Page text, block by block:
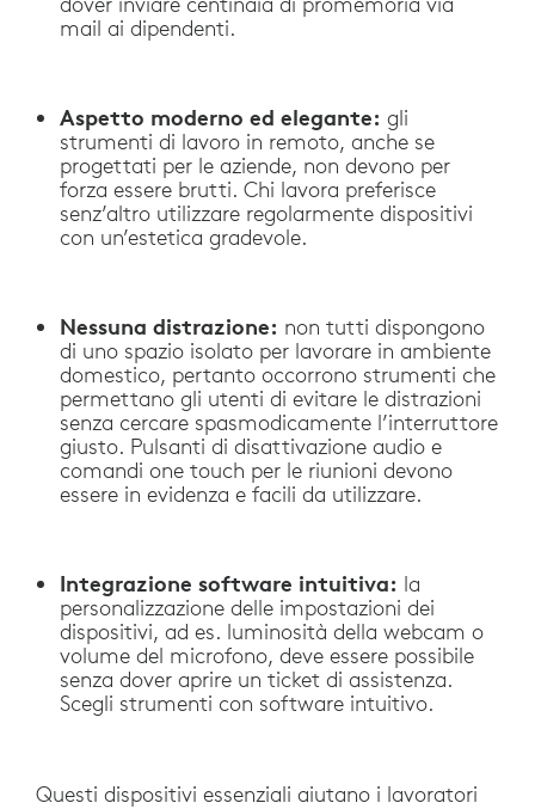
mail ai dipendenti.
Aspetto moderno ed elegante: gli
strumenti di lavoro in remoto, anche se
progettati per le aziende, non devono per
forza essere brutti. Chi lavora preferisce
senz’altro utilizzare regolarmente dispositivi
con un’estetica gradevole.
Nessuna distrazione: non tutti dispongono
di uno spazio isolato per lavorare in ambiente
domestico, pertanto occorrono strumenti che
permettano gli utenti di evitare le distrazioni
senza cercare spasmodicamente l’interruttore
giusto. Pulsanti di disattivazione audio e
comandi one touch per le riunioni devono
essere in evidenza e facili da utilizzare.
Integrazione software intuitiva: la
personalizzazione delle impostazioni dei
dispositivi, ad es. luminosità della webcam o
volume del microfono, deve essere possibile
senza dover aprire un ticket di assistenza.
Scegli strumenti con software intuitivo.
Questi dispositivi essenziali aiutano i lavoratori